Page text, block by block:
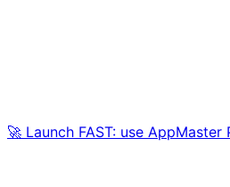
🚀 Launch FAST: use